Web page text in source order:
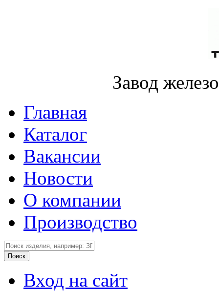
Завод
Главная
Каталог
Вакансии
Новости
О компании
Производство
Вход на сайт